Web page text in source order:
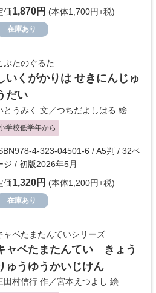
価1,870円 (本体1,700円+税)
在庫あり
ぶたのぐるた
いくがかりは せきにんじゅ
だい
とうみく 文／つちだよしはる 絵
学校低学年から
4-323-04501-6 / A5判 / 32ペ
ジ / 初版2026年5月
価1,320円 (本体1,200円+税)
在庫あり
ャベたまたんていシリーズ
ャベたまたんてい きょう
ゅうゆうかいじけん
田村信行 作／宮本えつよし 絵